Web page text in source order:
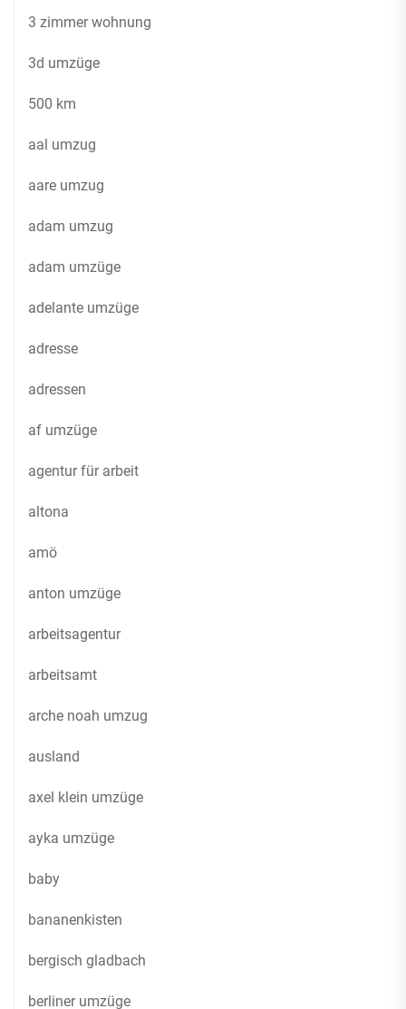
3 zimmer wohnung
3d umzüge
500 km
aal umzug
aare umzug
adam umzug
adam umzüge
adelante umzüge
adresse
adressen
af umzüge
agentur für arbeit
altona
amö
anton umzüge
arbeitsagentur
arbeitsamt
arche noah umzug
ausland
axel klein umzüge
ayka umzüge
baby
bananenkisten
bergisch gladbach
berliner umzüge